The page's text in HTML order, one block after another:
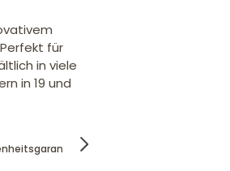
für
in viele
in 19 und